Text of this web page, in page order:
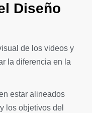
Diseño
de los videos y
la diferencia en la
estar alineados
los objetivos del